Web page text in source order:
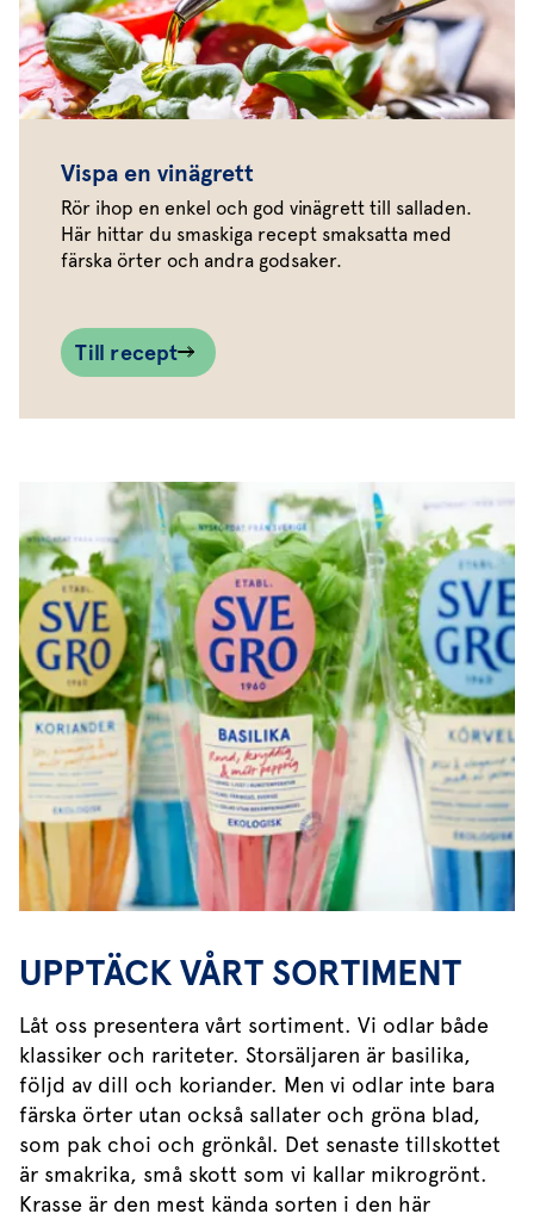
Vispa en vinägrett
Rör ihop en enkel och god vinägrett till salladen.
Här hittar du smaskiga recept smaksatta med
färska örter och andra godsaker.
Till recept
UPPTÄCK VÅRT SORTIMENT
Låt oss presentera vårt sortiment. Vi odlar både
klassiker och rariteter. Storsäljaren är basilika,
följd av dill och koriander. Men vi odlar inte bara
färska örter utan också sallater och gröna blad,
som pak choi och grönkål. Det senaste tillskottet
är smakrika, små skott som vi kallar mikrogrönt.
Krasse är den mest kända sorten i den här